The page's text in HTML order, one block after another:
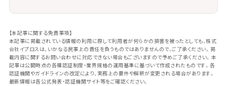
【本記事に関する免責事項】
本記事に掲載されている情報の利用に際して利用者が何らかの損害を被ったとしても、株式
会社イプロスは、いかなる民事上の責任を負うものではありませんので、ご了承ください。掲
載内容に関するお問い合わせに対応できない場合もございますので予めご了承ください。本
記事は公開時点の各種認証制度・業界規格の運用基準に基づいて作成されたものです。各
認証機関やガイドラインの改定により、実務上の要件や解釈が変更される場合があります。
最新情報は各公式発表・認証機関サイト等をご確認ください。